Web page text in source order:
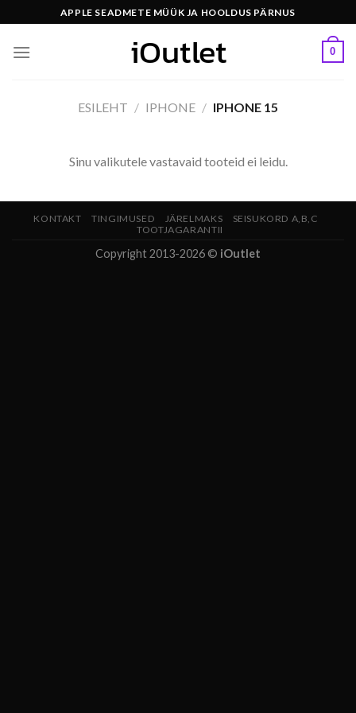
to
content
APPLE SEADMETE MÜÜK JA HOOLDUS PÄRNUS
0
ESILEHT / IPHONE / IPHONE 15
Sinu valikutele vastavaid tooteid ei leidu.
KONTAKT TINGIMUSED JÄRELMAKS
SEISUKORD A,B,C
TOOTJAGARANTII
Copyright 2013-2026 © iOutlet